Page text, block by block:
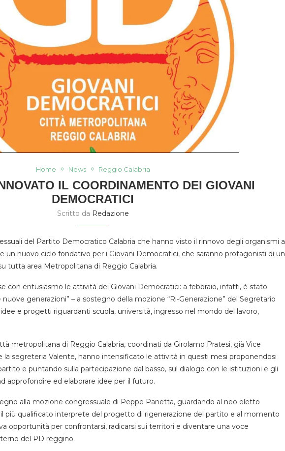
Home News Reggio Calabria
IL COORDINAMENTO DEI GIOVANI
DEMOCRATICI
Scritto da Redazione
del Partito Democratico Calabria che hanno visto il rinnovo degli organismi a
un nuovo ciclo fondativo per i Giovani Democratici, che saranno protagonisti di un
tutta area Metropolitana di Reggio Calabria.
con entusiasmo le attività dei Giovani Democratici: a febbraio, infatti, è stato
generazioni” – a sostegno della mozione “Ri-Generazione” del Segretario
e progetti riguardanti scuola, università, ingresso nel mondo del lavoro,
metropolitana di Reggio Calabria, coordinati da Girolamo Pratesi, già Vice
la segreteria Valente, hanno intensificato le attività in questi mesi proponendosi
e puntando sulla partecipazione dal basso, sul dialogo con le istituzioni e gli
approfondire ed elaborare idee per il futuro.
alla mozione congressuale di Peppe Panetta, guardando al neo eletto
più qualificato interprete del progetto di rigenerazione del partito e al momento
opportunità per confrontarsi, radicarsi sui territori e diventare una voce
del PD reggino.